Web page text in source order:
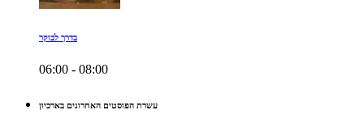
בדרך לבוקר
06:00 - 08:00
עשרת הפוסטים האחרונים בארכיון